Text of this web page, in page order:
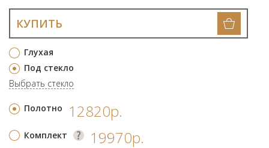
Глухая
Под стекло
Выбрать стекло
КУПИТЬ
Полотно 12820р.
Комплект 19970р.